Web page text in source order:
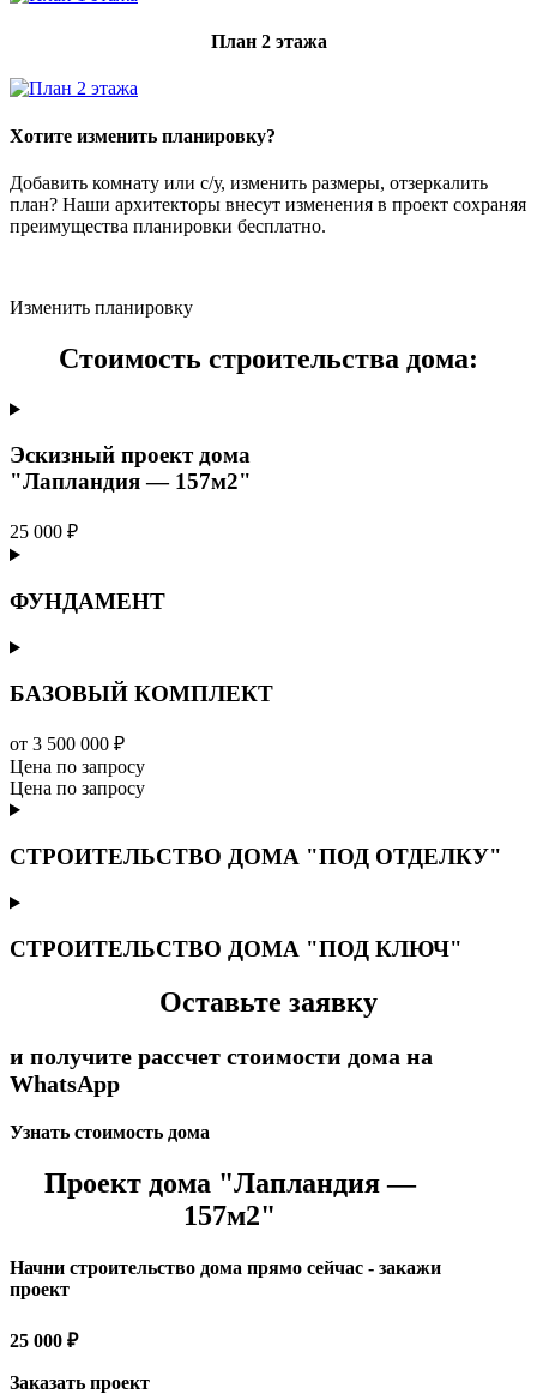
План 2 этажа
Хотите изменить планировку?
Добавить комнату или с/у, изменить размеры, отзеркалить
план? Наши архитекторы внесут изменения в проект сохраняя
преимущества планировки бесплатно.
Изменить планировку
Стоимость строительства дома:
Эскизный проект дома
"Лапландия — 157м2"
25 000 ₽
ФУНДАМЕНТ
БАЗОВЫЙ КОМПЛЕКТ
от 3 500 000 ₽
Цена по запросу
Цена по запросу
СТРОИТЕЛЬСТВО ДОМА "ПОД ОТДЕЛКУ"
СТРОИТЕЛЬСТВО ДОМА "ПОД КЛЮЧ"
Оставьте заявку
и получите рассчет стоимости дома на
WhatsApp
Узнать стоимость дома
Проект дома "Лапландия —
157м2"
Начни строительство дома прямо сейчас - закажи
проект
25 000 ₽
Заказать проект